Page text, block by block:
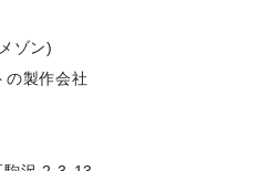
ゾン)
の製作会社